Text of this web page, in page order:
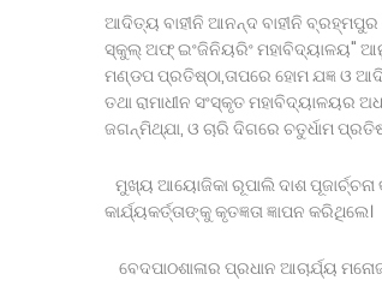
ଆଦିତ୍ୟ ବାହୀନି ଆନନ୍ଦ ବାହୀନି
ସ୍କୁଲ୍ ଅଫ୍ ଇଂଜିନିୟରିଂ ମହାବିଦ୍ୟାଳୟ"
ମଣ୍ଡପ ପ୍ରତିଷ୍ଠା,ତାପରେ ହୋମ ଯଜ୍ଞ ଓ
ତଥା ରାମାଧୀନ ସଂସ୍କୃତ
ଜଗନ୍ମିଥ୍ଯା, ଓ ଚାରି ଦିଗରେ ଚତୁର୍ଧାମ
ମୁଖ୍ୟ ଆୟୋଜିକା ରୂପାଲି ଦାଶ
କାର୍ଯ୍ୟକର୍ତ୍ତାଙ୍କୁ କୃତଜ୍ଞତା ଜ୍ଞାପନ କରିଥିଲେ।
ବେଦପାଠଶାଳାର ପ୍ରଧାନ ଆଚାର୍ଯ୍ୟ